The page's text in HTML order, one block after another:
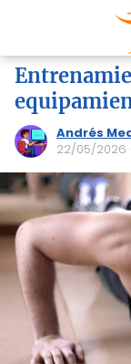
Andrés
22/05/2026